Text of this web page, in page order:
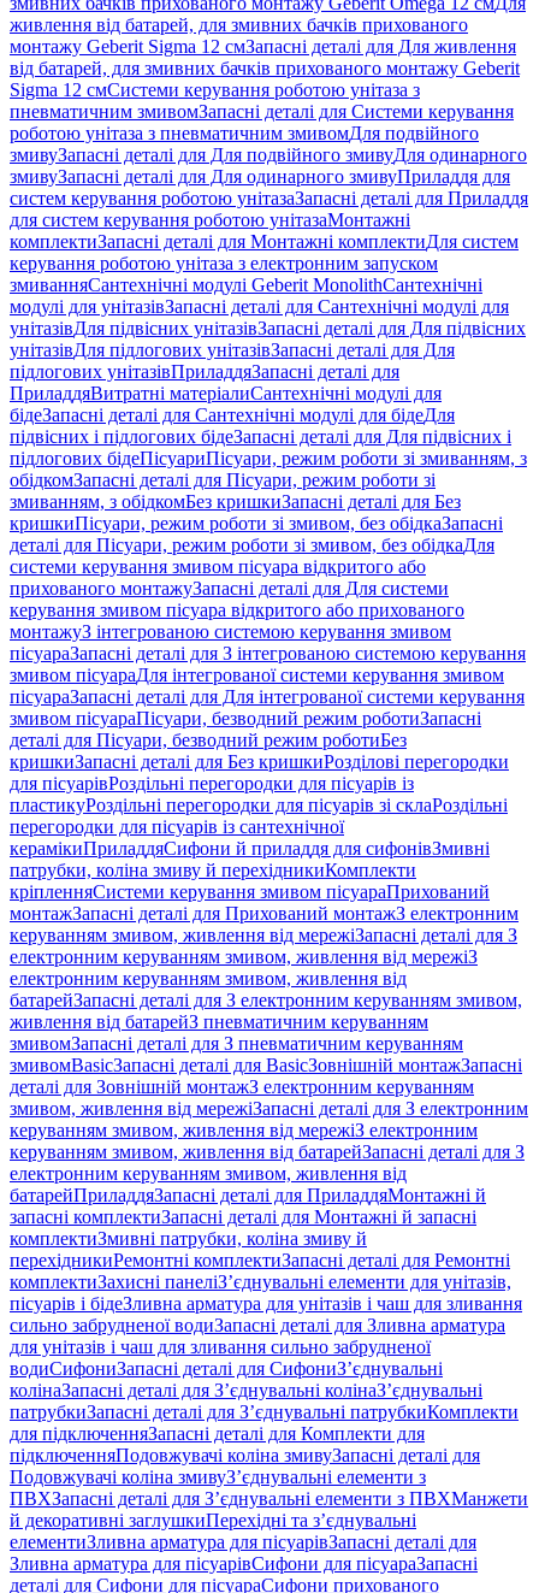
живлення від батарей, для змивних бачків прихованого
монтажу Geberit Sigma 12 смЗапасні деталі для Для живлення
від батарей, для змивних бачків прихованого монтажу Geberit
Sigma 12 смСистеми керування роботою унітаза з
пневматичним змивомЗапасні деталі для Системи керування
роботою унітаза з пневматичним змивомДля подвійного
змивуЗапасні деталі для Для подвійного змивуДля одинарного
змивуЗапасні деталі для Для одинарного змивуПриладдя для
систем керування роботою унітазаЗапасні деталі для Приладдя
для систем керування роботою унітазаМонтажні
комплектиЗапасні деталі для Монтажні комплектиДля систем
керування роботою унітаза з електронним запуском
змиванняСантехнічні модулі Geberit MonolithСантехнічні
модулі для унітазівЗапасні деталі для Сантехнічні модулі для
унітазівДля підвісних унітазівЗапасні деталі для Для підвісних
унітазівДля підлогових унітазівЗапасні деталі для Для
підлогових унітазівПриладдяЗапасні деталі для
ПриладдяВитратні матеріалиСантехнічні модулі для
бідеЗапасні деталі для Сантехнічні модулі для бідеДля
підвісних і підлогових бідеЗапасні деталі для Для підвісних і
підлогових бідеПісуариПісуари, режим роботи зі змиванням, з
обідкомЗапасні деталі для Пісуари, режим роботи зі
змиванням, з обідкомБез кришкиЗапасні деталі для Без
кришкиПісуари, режим роботи зі змивом, без обідкаЗапасні
деталі для Пісуари, режим роботи зі змивом, без обідкаДля
системи керування змивом пісуара відкритого або
прихованого монтажуЗапасні деталі для Для системи
керування змивом пісуара відкритого або прихованого
монтажуЗ інтегрованою системою керування змивом
пісуараЗапасні деталі для З інтегрованою системою керування
змивом пісуараДля інтегрованої системи керування змивом
пісуараЗапасні деталі для Для інтегрованої системи керування
змивом пісуараПісуари, безводний режим роботиЗапасні
деталі для Пісуари, безводний режим роботиБез
кришкиЗапасні деталі для Без кришкиРозділові перегородки
для пісуарівРоздільні перегородки для пісуарів із
пластикуРоздільні перегородки для пісуарів зі склаРоздільні
перегородки для пісуарів із сантехнічної
керамікиПриладдяСифони й приладдя для сифонівЗмивні
патрубки, коліна змиву й перехідникиКомплекти
кріпленняСистеми керування змивом пісуараПрихований
монтажЗапасні деталі для Прихований монтажЗ електронним
керуванням змивом, живлення від мережіЗапасні деталі для З
електронним керуванням змивом, живлення від мережіЗ
електронним керуванням змивом, живлення від
батарейЗапасні деталі для З електронним керуванням змивом,
живлення від батарейЗ пневматичним керуванням
змивомЗапасні деталі для З пневматичним керуванням
змивомBasicЗапасні деталі для BasicЗовнішній монтажЗапасні
деталі для Зовнішній монтажЗ електронним керуванням
змивом, живлення від мережіЗапасні деталі для З електронним
керуванням змивом, живлення від мережіЗ електронним
керуванням змивом, живлення від батарейЗапасні деталі для З
електронним керуванням змивом, живлення від
батарейПриладдяЗапасні деталі для ПриладдяМонтажні й
запасні комплектиЗапасні деталі для Монтажні й запасні
комплектиЗмивні патрубки, коліна змиву й
перехідникиРемонтні комплектиЗапасні деталі для Ремонтні
комплектиЗахисні панеліЗ’єднувальні елементи для унітазів,
пісуарів і бідеЗливна арматура для унітазів і чаш для зливання
сильно забрудненої водиЗапасні деталі для Зливна арматура
для унітазів і чаш для зливання сильно забрудненої
водиСифониЗапасні деталі для СифониЗ’єднувальні
колінаЗапасні деталі для З’єднувальні колінаЗ’єднувальні
патрубкиЗапасні деталі для З’єднувальні патрубкиКомплекти
для підключенняЗапасні деталі для Комплекти для
підключенняПодовжувачі коліна змивуЗапасні деталі для
Подовжувачі коліна змивуЗ’єднувальні елементи з
ПВХЗапасні деталі для З’єднувальні елементи з ПВХМанжети
й декоративні заглушкиПерехідні та з’єднувальні
елементиЗливна арматура для пісуарівЗапасні деталі для
Зливна арматура для пісуарівСифони для пісуараЗапасні
деталі для Сифони для пісуараСифони прихованого